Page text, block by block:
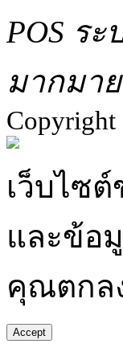
POS ร
มากมาย
เว็บไซ
และข้อ
คุณตกล
Accept